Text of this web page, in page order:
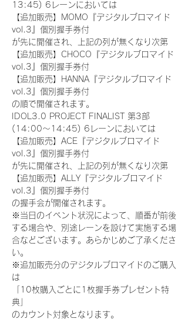
13:45) 6レーンにおいては
【追加販売】MOMO『デジタルブロマイド
vol.3』個別握手券付
が先に開催され、上記の列が無くなり次第
【追加販売】CHOCO『デジタルブロマイド
vol.3』個別握手券付
【追加販売】HANNA『デジタルブロマイド
vol.3』個別握手券付
の順で開催されます。
IDOL3.0 PROJECT FINALIST 第3部
(14:00～14:45) 6レーンにおいては
【追加販売】ACE『デジタルブロマイド
vol.3』個別握手券付
が先に開催され、上記の列が無くなり次第
【追加販売】ALLY『デジタルブロマイド
vol.3』個別握手券付
の握手会が開催されます。
※当日のイベント状況によって、順番が前後
する場合や、別途レーンを設けて実施する場
合などございます。あらかじめご了承くださ
い。
※追加販売分のデジタルブロマイドのご購入
は
「10枚購入ごとに1枚握手券プレゼント特
典」
のカウント対象となります。